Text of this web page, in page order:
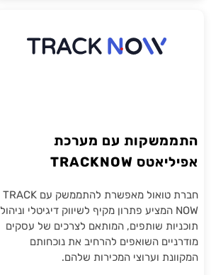
התממשקות עם מערכת
אפיליאטס TRACKNOW
חברת טואול מאפשרת להתממשק עם TRACK
NOW המציע פתרון מקיף לשיווק דיגיטלי וניהול
תוכניות שותפים, המותאם לצרכים של עסקים
מודרניים השואפים להרחיב את נוכחותם
המקוונת וערוצי המכירות שלהם.